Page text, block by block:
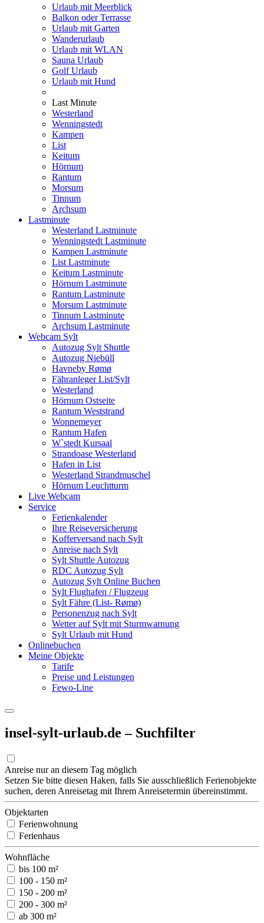
Urlaub mit Meerblick
Balkon oder Terrasse
Urlaub mit Garten
Wanderurlaub
Urlaub mit WLAN
Sauna Urlaub
Golf Urlaub
Urlaub mit Hund
Last Minute
Westerland
Wenningstedt
Kampen
List
Keitum
Hörnum
Rantum
Morsum
Tinnum
Archsum
Lastminute
Westerland Lastminute
Wenningstedt Lastminute
Kampen Lastminute
List Lastminute
Keitum Lastminute
Hörnum Lastminute
Rantum Lastminute
Morsum Lastminute
Tinnum Lastminute
Archsum Lastminute
Webcam Sylt
Autozug Sylt Shuttle
Autozug Niebüll
Havneby Rømø
Fähranleger List/Sylt
Westerland
Hörnum Ostseite
Rantum Weststrand
Wonnemeyer
Rantum Hafen
W`stedt Kursaal
Strandoase Westerland
Hafen in List
Westerland Strandmuschel
Hörnum Leuchtturm
Live Webcam
Service
Ferienkalender
Ihre Reiseversicherung
Kofferversand nach Sylt
Anreise nach Sylt
Sylt Shuttle Autozug
RDC Autozug Sylt
Autozug Sylt Online Buchen
Sylt Flughafen / Flugzeug
Sylt Fähre (List- Rømø)
Personenzug nach Sylt
Wetter auf Sylt mit Sturmwarnung
Sylt Urlaub mit Hund
Onlinebuchen
Meine Objekte
Tarife
Preise und Leistungen
Fewo-Line
insel-sylt-urlaub.de – Suchfilter
Anreise nur an diesem Tag möglich
Setzen Sie bitte diesen Haken, falls Sie ausschließlich Ferienobjekte
suchen, deren Anreisetag mit Ihrem Anreisetermin übereinstimmt.
Objektarten
Ferienwohnung
Ferienhaus
Wohnfläche
bis 100 m²
100 - 150 m²
150 - 200 m²
200 - 300 m²
ab 300 m²